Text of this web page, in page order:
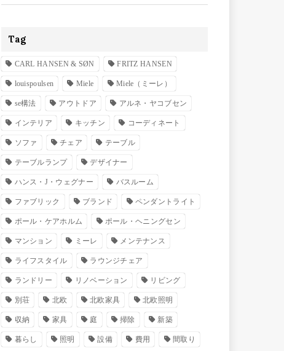
Tag
CARL HANSEN & SØN FRITZ HANSEN
louispoulsen Miele Miele（ミーレ）
se構法 アウトドア アルネ・ヤコブセン
インテリア キッチン コーディネート
ソファ チェア テーブル
テーブルランプ デザイナー
ハンス・J・ウェグナー バスルーム
ファブリック ブランド ペンダントライト
ポール・ケアホルム ポール・ヘニングセン
マンション ミーレ メンテナンス
ライフスタイル ラウンジチェア
ランドリー リノベーション リビング
別荘 北欧 北欧家具 北欧照明
収納 家具 庭 掃除 新築
暮らし 照明 設備 費用 間取り